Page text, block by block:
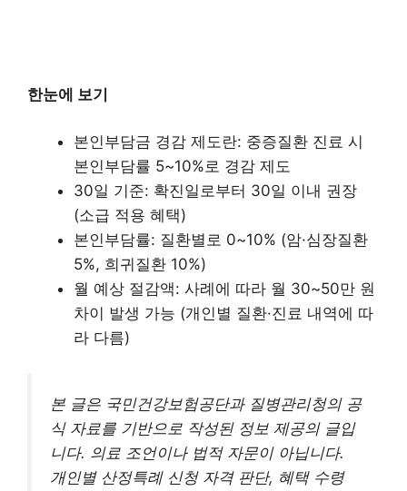
한눈에 보기
본인부담금 경감 제도란: 중증질환 진료 시
본인부담률 5~10%로 경감 제도
30일 기준: 확진일로부터 30일 이내 권장
(소급 적용 혜택)
본인부담률: 질환별로 0~10% (암·심장질환
5%, 희귀질환 10%)
월 예상 절감액: 사례에 따라 월 30~50만 원
차이 발생 가능 (개인별 질환·진료 내역에 따
라 다름)
본 글은 국민건강보험공단과 질병관리청의 공
식 자료를 기반으로 작성된 정보 제공의 글입
니다. 의료 조언이나 법적 자문이 아닙니다.
개인별 산정특례 신청 자격 판단, 혜택 수령